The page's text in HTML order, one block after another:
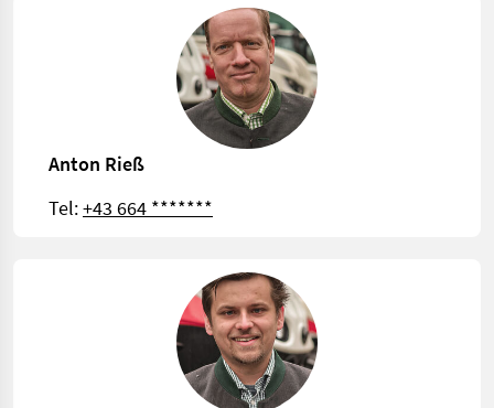
Anton Rieß
Tel:+43 664 *******